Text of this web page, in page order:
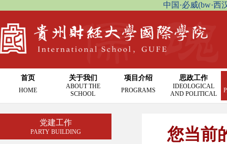
中国·必威(bw·西
首页
HOME
关于我们
ABOUT THE
SCHOOL
项目介绍
PROGRAMS
思政工作
IDEOLOGICAL
AND POLITICAL
党建工作
PARTY BUILDING
您当前